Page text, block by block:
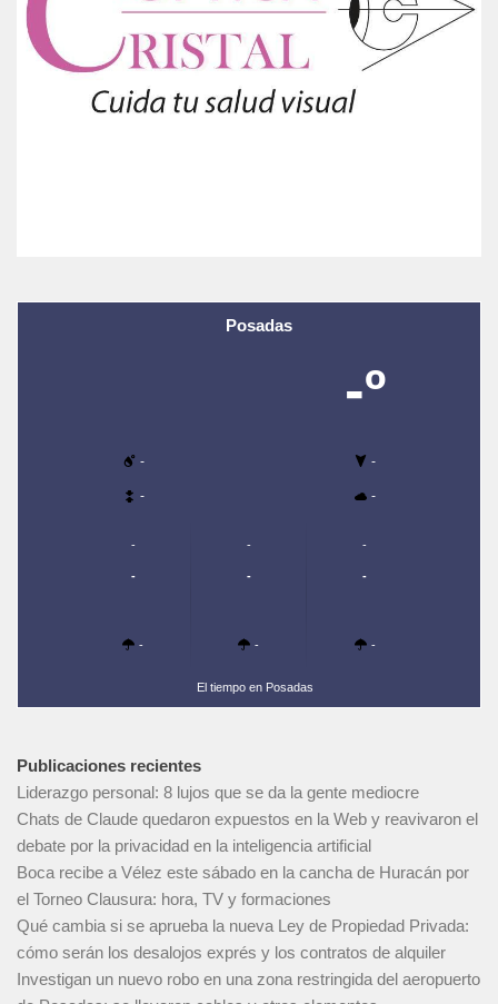
Posadas
-º
- -
- -
-
-
-
-
-
-
-
-
-
El tiempo en Posadas
Publicaciones recientes
Liderazgo personal: 8 lujos que se da la gente mediocre
Chats de Claude quedaron expuestos en la Web y reavivaron el
debate por la privacidad en la inteligencia artificial
Boca recibe a Vélez este sábado en la cancha de Huracán por
el Torneo Clausura: hora, TV y formaciones
Qué cambia si se aprueba la nueva Ley de Propiedad Privada:
cómo serán los desalojos exprés y los contratos de alquiler
Investigan un nuevo robo en una zona restringida del aeropuerto